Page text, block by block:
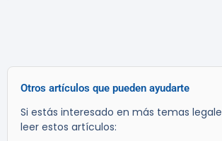
Otros artículos que pueden ayudarte
Si estás interesado en más temas
leer estos artículos: